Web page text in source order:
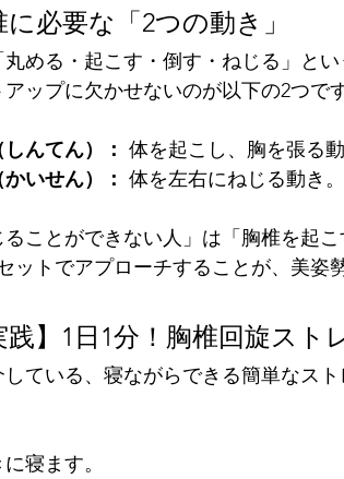
に必要な「2つの動き」
める・起こす・倒す・ねじる」とい
ップに欠かせないのが以下の2つです
んてん）： 体を起こし、胸を張る動
かいせん）： 体を左右にねじる動き。
ることができない人」は「胸椎を起
ットでアプローチすることが、美姿
践】1日1分！胸椎回旋スト
ている、寝ながらできる簡単なスト
寝ます。